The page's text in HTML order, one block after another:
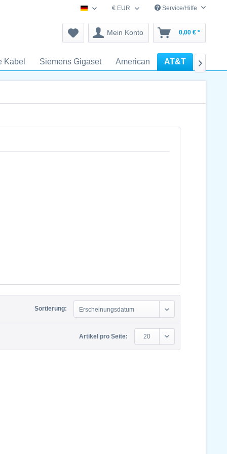
schnurlostelefon-zubehoer.de
€ EUR Service/Hilfe
Mein Konto 0,00 € *
Kabel Siemens Gigaset American AT&T V-Tech

Sortierung: Erscheinungsdatum
Artikel pro Seite: 20